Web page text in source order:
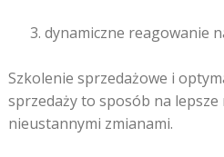
dynamiczne reagowanie
Szkolenie sprzedażowe i
sprzedaży to sposób na lepsze
nieustannymi zmianami.